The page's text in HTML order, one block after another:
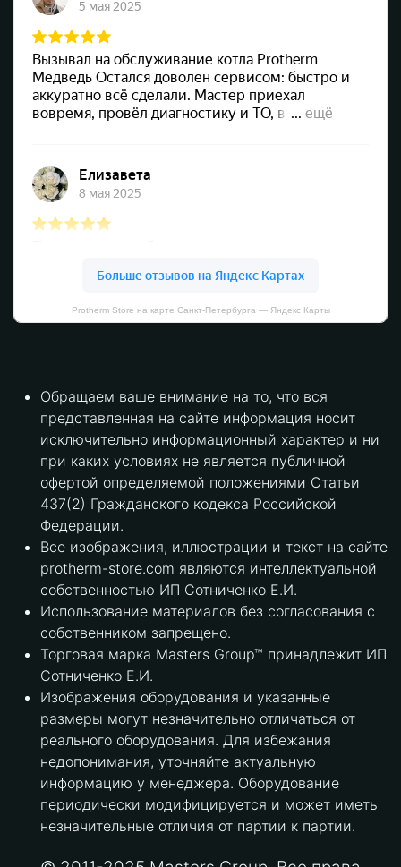
Protherm Store на карте Санкт‑Петербурга — Яндекс Карты
Обращаем ваше внимание на то, что вся
представленная на сайте информация носит
исключительно информационный характер и ни
при каких условиях не является публичной
офертой определяемой положениями Статьи
437(2) Гражданского кодекса Российской
Федерации.
Все изображения, иллюстрации и текст на сайте
protherm-store.com являются интеллектуальной
собственностью ИП Сотниченко Е.И.
Использование материалов без согласования с
собственником запрещено.
Торговая марка Masters Group™ принадлежит ИП
Сотниченко Е.И.
Изображения оборудования и указанные
размеры могут незначительно отличаться от
реального оборудования. Для избежания
недопонимания, уточняйте актуальную
информацию у менеджера. Оборудование
периодически модифицируется и может иметь
незначительные отличия от партии к партии.